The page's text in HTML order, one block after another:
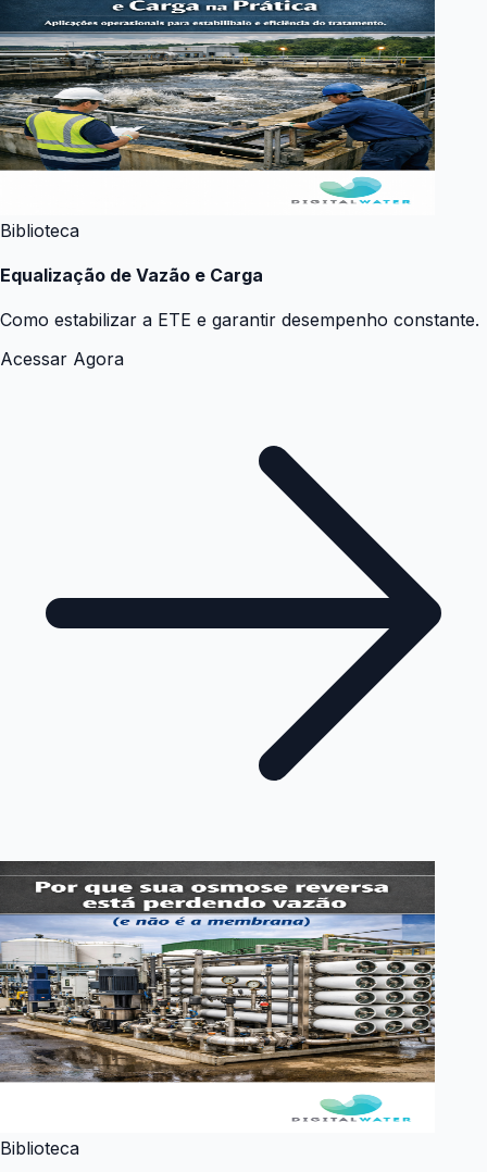
Biblioteca
Equalização de Vazão e Carga
Como estabilizar a ETE e garantir desempenho constante.
Acessar Agora
Biblioteca